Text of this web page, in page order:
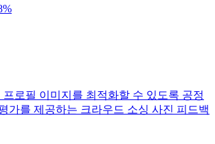
프로필 이미지를 최적화할 수 있도록 공정
가를 제공하는 크라우드 소싱 사진 피드백